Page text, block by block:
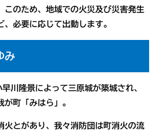
このため、地域での火災及び災害発生
必要に応じて出動します。
み
隆景によって三原城が築城され、
町「みはら」。
火とがあり、我々消防団は町消火の流